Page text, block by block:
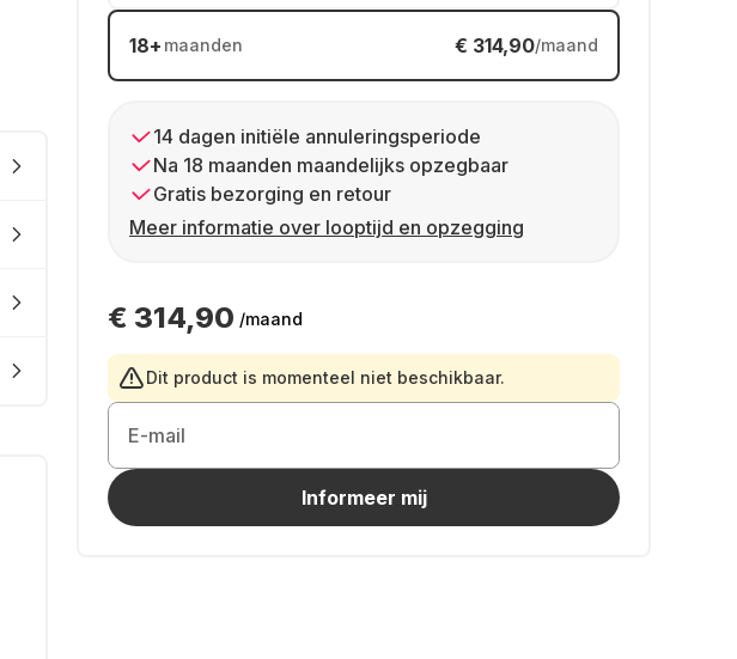
18+ maanden € 314,90/maand
14 dagen initiële annuleringsperiode
Na 18 maanden maandelijks opzegbaar
Gratis bezorging en retour
Meer informatie over looptijd en opzegging
€ 314,90 /maand
Dit product is momenteel niet beschikbaar.
E-mail
Informeer mij